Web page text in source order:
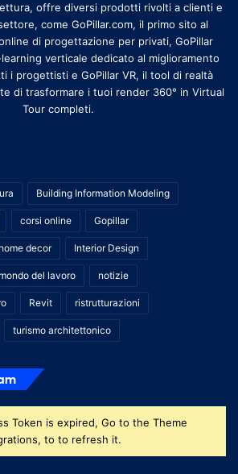
offre diversi prodotti rivolti a clienti e
come GoPillar.com, il primo sito al
di progettazione per privati, GoPillar
verticale dedicato al miglioramento
i progettisti e GoPillar VR, il tool di realtà
di trasformare i tuoi render 360° in Virtual
Tour completi.
Building Information Modeling
corsi online Gopillar
home decor Interior Design
mondo del lavoro notizie
Revit ristrutturazioni
turismo architettonico
Token is expired, Go to the Theme
to to refresh it.